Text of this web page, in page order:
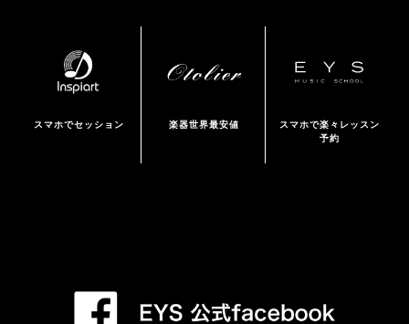
スマホでセッション 楽器世界最安値
スマホで楽々レッスン
予約